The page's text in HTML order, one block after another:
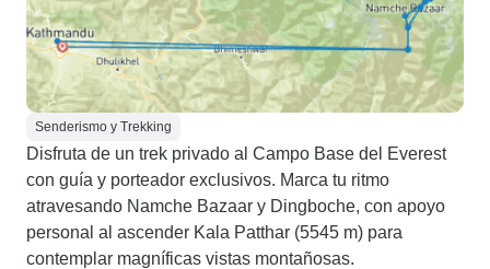
Senderismo y Trekking
Disfruta de un trek privado al Campo Base del Everest
con guía y porteador exclusivos. Marca tu ritmo
atravesando Namche Bazaar y Dingboche, con apoyo
personal al ascender Kala Patthar (5545 m) para
contemplar magníficas vistas montañosas.